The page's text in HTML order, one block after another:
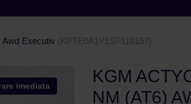
Awd Executiv (KPTE0A1Y1SP118157)
imediata
KGM
NM (AT6)